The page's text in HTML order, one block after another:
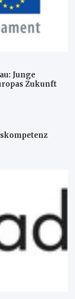
Junge
Zukunft